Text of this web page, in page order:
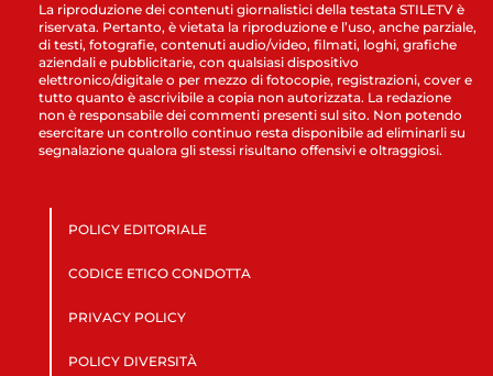
La riproduzione dei contenuti giornalistici della testata STILETV è
riservata. Pertanto, è vietata la riproduzione e l’uso, anche parziale,
di testi, fotografie, contenuti audio/video, filmati, loghi, grafiche
aziendali e pubblicitarie, con qualsiasi dispositivo
elettronico/digitale o per mezzo di fotocopie, registrazioni, cover e
tutto quanto è ascrivibile a copia non autorizzata. La redazione
non è responsabile dei commenti presenti sul sito. Non potendo
esercitare un controllo continuo resta disponibile ad eliminarli su
segnalazione qualora gli stessi risultano offensivi e oltraggiosi.
POLICY EDITORIALE
CODICE ETICO CONDOTTA
PRIVACY POLICY
POLICY DIVERSITÀ